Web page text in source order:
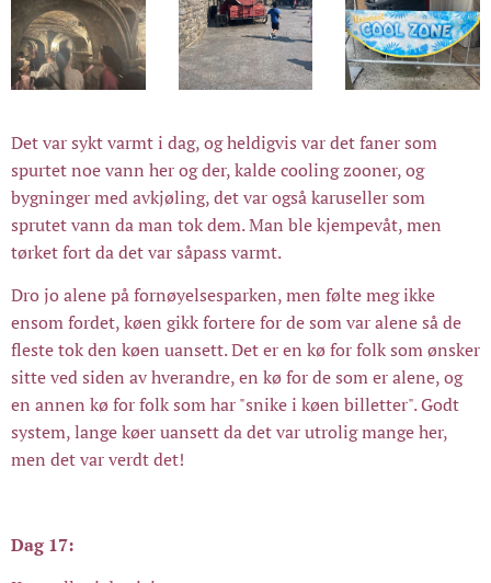
Det var sykt varmt i dag, og heldigvis var det faner som
spurtet noe vann her og der, kalde cooling zooner, og
bygninger med avkjøling, det var også karuseller som
sprutet vann da man tok dem. Man ble kjempevåt, men
tørket fort da det var såpass varmt.
Dro jo alene på fornøyelsesparken, men følte meg ikke
ensom fordet, køen gikk fortere for de som var alene så de
fleste tok den køen uansett. Det er en kø for folk som ønsker
sitte ved siden av hverandre, en kø for de som er alene, og
en annen kø for folk som har "snike i køen billetter". Godt
system, lange køer uansett da det var utrolig mange her,
men det var verdt det!
Dag 17: